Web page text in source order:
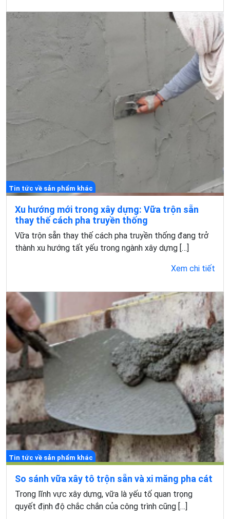
Tin tức về sản phẩm khác
Xu hướng mới trong xây dựng: Vữa trộn sẵn
thay thế cách pha truyền thống
Vữa trộn sẵn thay thế cách pha truyền thống đang trở
thành xu hướng tất yếu trong ngành xây dựng […]
Xem chi tiết
Tin tức về sản phẩm khác
So sánh vữa xây tô trộn sẵn và xi măng pha cát
Trong lĩnh vực xây dựng, vữa là yếu tố quan trọng
quyết định độ chắc chắn của công trình cũng […]